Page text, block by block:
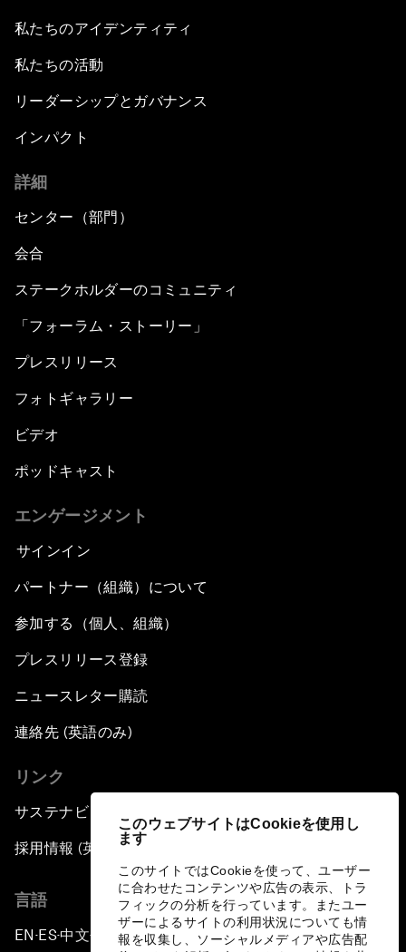
このウェブサイトはCookieを使用し
ます
このサイトではCookieを使って、ユーザー
に合わせたコンテンツや広告の表示、トラ
フィックの分析を行っています。またユー
ザーによるサイトの利用状況についても情
報を収集し、ソーシャルメディアや広告配
私たちのアイデンティティ
私たちの活動
リーダーシップとガバナンス
インパクト
詳細
センター（部門）
会合
ステークホルダーのコミュニティ
「フォーラム・ストーリー」
プレスリリース
フォトギャラリー
ビデオ
ポッドキャスト
エンゲージメント
サインイン
パートナー（組織）について
参加する（個人、組織）
プレスリリース登録
ニュースレター購読
連絡先 (英語のみ)
リンク
サステナビリティへの取り組み
採用情報 (英語のみ)
言語
EN ▪ES▪中文▪ 日本語